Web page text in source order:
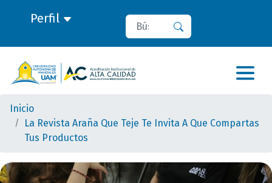
Perfil Buscar
Inicio
La Revista Araña Que Teje Te Invita A Que Compartas
Tus Productos